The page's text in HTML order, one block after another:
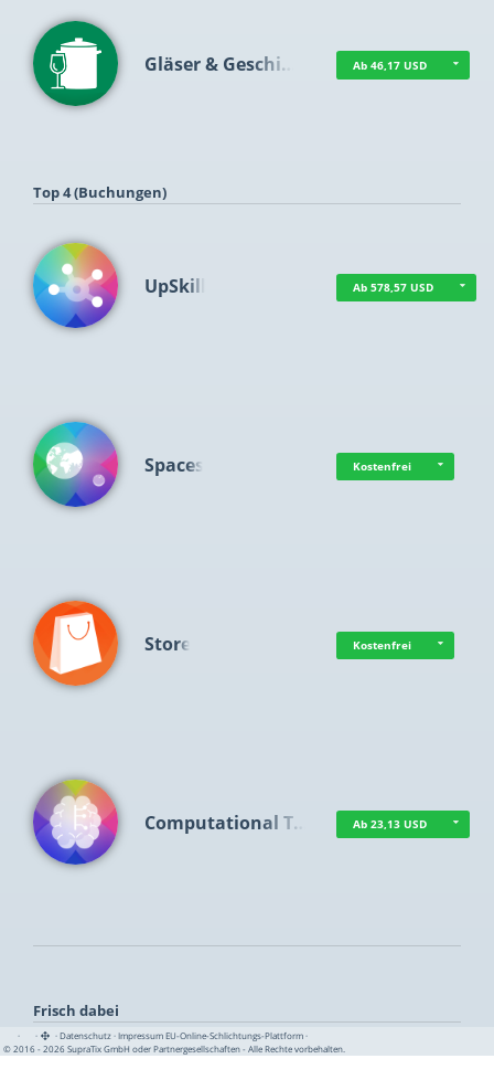
Gläser & Geschi… Ab 46,17 USD
Top 4 (Buchungen)
UpSkill Ab 578,57 USD
Spaces Kostenfrei
Store Kostenfrei
Computational T… Ab 23,13 USD
Frisch dabei
· · ·Datenschutz·Impressum EU-Online-Schlichtungs-Plattform·
© 2016 - 2026 SupraTix GmbH oder Partnergesellschaften - Alle Rechte vorbehalten.